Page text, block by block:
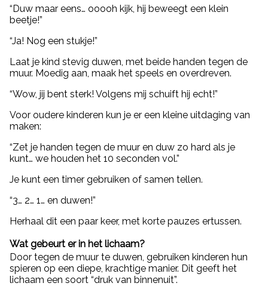
“Duw maar eens… ooooh kijk, hij beweegt een klein
beetje!”
“Ja! Nog een stukje!”
Laat je kind stevig duwen, met beide handen tegen de
muur. Moedig aan, maak het speels en overdreven.
“Wow, jij bent sterk! Volgens mij schuift hij echt!”
Voor oudere kinderen kun je er een kleine uitdaging van
maken:
“Zet je handen tegen de muur en duw zo hard als je
kunt… we houden het 10 seconden vol.”
Je kunt een timer gebruiken of samen tellen.
“3… 2… 1… en duwen!”
Herhaal dit een paar keer, met korte pauzes ertussen.
Wat gebeurt er in het lichaam?
Door tegen de muur te duwen, gebruiken kinderen hun
spieren op een diepe, krachtige manier. Dit geeft het
lichaam een soort “druk van binnenuit”.